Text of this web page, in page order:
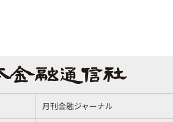
月刊金融ジャーナル